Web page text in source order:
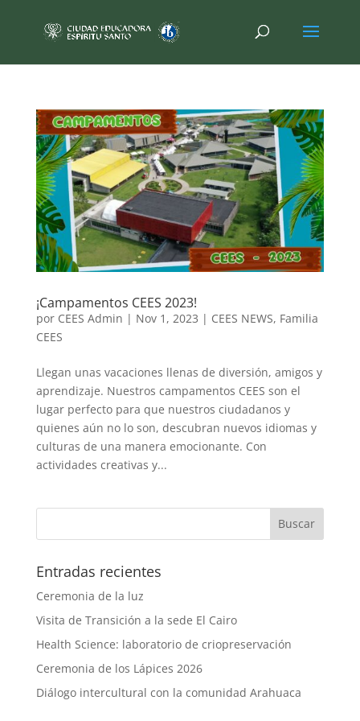
¡Campamentos CEES 2023!
por CEES Admin | Nov 1, 2023 | CEES NEWS, Familia
CEES
Llegan unas vacaciones llenas de diversión, amigos y
aprendizaje. Nuestros campamentos CEES son el
lugar perfecto para que nuestros ciudadanos y
quienes aún no lo son, descubran nuevos idiomas y
culturas de una manera emocionante. Con
actividades creativas y...
Entradas recientes
Ceremonia de la luz
Visita de Transición a la sede El Cairo
Health Science: laboratorio de criopreservación
Ceremonia de los Lápices 2026
Diálogo intercultural con la comunidad Arahuaca